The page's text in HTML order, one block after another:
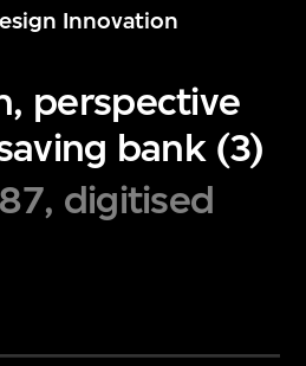
Innovation
perspective
bank (3)
digitised